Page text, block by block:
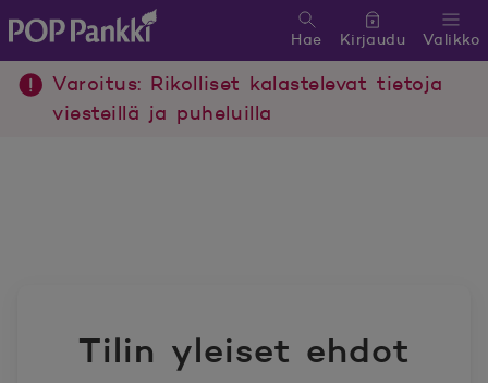
POP Pankki, etusivulle
Valikko
Hae Kirjaudu
Varoitus: Rikolliset kalastelevat tietoja
viesteillä ja puheluilla
Tilin yleiset ehdot